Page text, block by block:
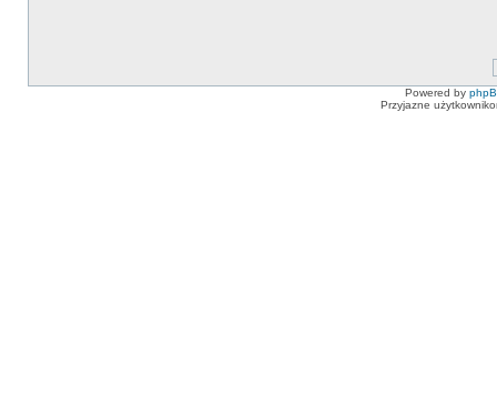
Powered by
Przyjazne